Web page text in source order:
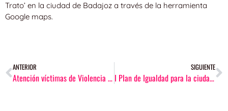
Trato’ en la ciudad de Badajoz a través de la herramienta
Google maps.
ANTERIOR
Atención víctimas de Violencia de Género durante el confinamiento por COVID 19
SIGUIENTE
I Plan de Igualdad para la ciudad de Badajoz